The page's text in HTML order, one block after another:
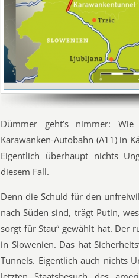
Dümmer geht’s nimmer: Wie
Karawanken-Autobahn (A11) in
Eigentlich überhaupt nichts
diesem Fall.
Denn die Schuld für den
nach Süden sind, trägt Putin,
sorgt für Stau“ gewählt hat. Der
in Slowenien. Das hat
Tunnels. Eigentlich auch nichts